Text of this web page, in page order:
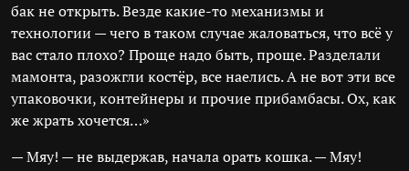
бак не открыть. Везде какие-то механизмы и
технологии — чего в таком случае жаловаться, что всё у
вас стало плохо? Проще надо быть, проще. Разделали
мамонта, разожгли костёр, все наелись. А не вот эти все
упаковочки, контейнеры и прочие прибамбасы. Ох, как
же жрать хочется…»
— Мяу! — не выдержав, начала орать кошка. — Мяу!